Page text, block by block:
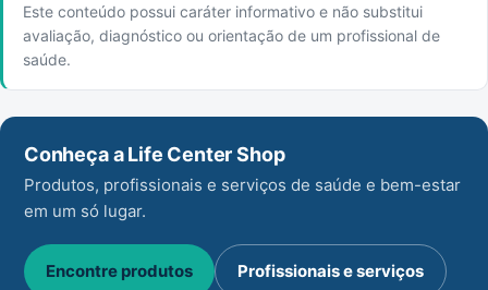
Este conteúdo possui caráter informativo e não substitui
avaliação, diagnóstico ou orientação de um profissional de
saúde.
Conheça a Life Center Shop
Produtos, profissionais e serviços de saúde e bem-estar
em um só lugar.
Encontre produtos Profissionais e serviços